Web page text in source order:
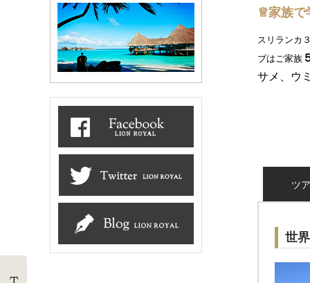
♕家族で
スリランカ
ブはご家族
サメ、ウ
ツ
世